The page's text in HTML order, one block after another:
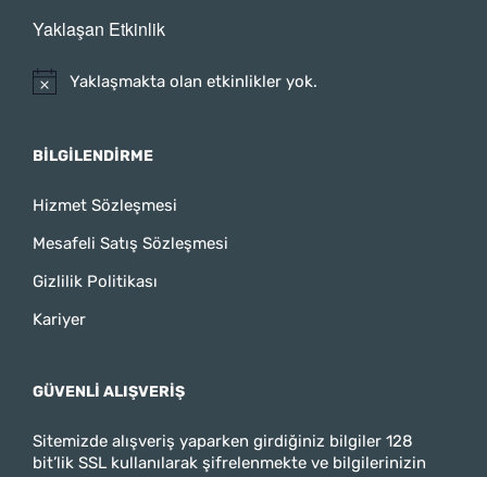
Yaklaşan Etkinlik
Yaklaşmakta olan etkinlikler yok.
BILGILENDIRME
Hizmet Sözleşmesi
Mesafeli Satış Sözleşmesi
Gizlilik Politikası
Kariyer
GÜVENLI ALIŞVERIŞ
Sitemizde alışveriş yaparken girdiğiniz bilgiler 128
bit’lik SSL kullanılarak şifrelenmekte ve bilgilerinizin